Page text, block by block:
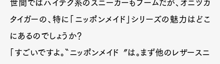
世間ではハイテク系のスニーカーもブームだが、オニツカ
タイガーの、特に「ニッポンメイド」シリーズの魅力はどこ
にあるのでしょうか？
「すごいですよ。〝ニッポンメイド〞は。まず他のレザースニ